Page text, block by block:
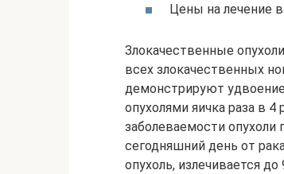
Цены на лечение
Злокачественные
всех злокачественных
демонстрируют
опухолями яичка раза в
заболеваемости опухоли
сегодняшний день от
опухоль, излечивается до